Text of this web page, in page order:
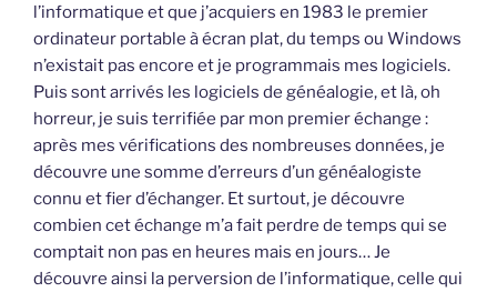
l’informatique et que j’acquiers en 1983 le premier
ordinateur portable à écran plat, du temps ou Windows
n’existait pas encore et je programmais mes logiciels.
Puis sont arrivés les logiciels de généalogie, et là, oh
horreur, je suis terrifiée par mon premier échange :
après mes vérifications des nombreuses données, je
découvre une somme d’erreurs d’un généalogiste
connu et fier d’échanger. Et surtout, je découvre
combien cet échange m’a fait perdre de temps qui se
comptait non pas en heures mais en jours… Je
découvre ainsi la perversion de l’informatique, celle qui